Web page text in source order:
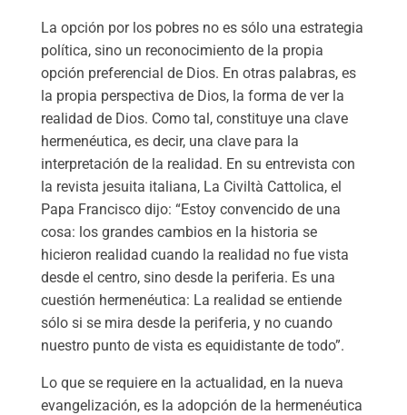
La opción por los pobres no es sólo una estrategia
política, sino un reconocimiento de la propia
opción preferencial de Dios. En otras palabras, es
la propia perspectiva de Dios, la forma de ver la
realidad de Dios. Como tal, constituye una clave
hermenéutica, es decir, una clave para la
interpretación de la realidad. En su entrevista con
la revista jesuita italiana, La Civiltà Cattolica, el
Papa Francisco dijo: “Estoy convencido de una
cosa: los grandes cambios en la historia se
hicieron realidad cuando la realidad no fue vista
desde el centro, sino desde la periferia. Es una
cuestión hermenéutica: La realidad se entiende
sólo si se mira desde la periferia, y no cuando
nuestro punto de vista es equidistante de todo”.
Lo que se requiere en la actualidad, en la nueva
evangelización, es la adopción de la hermenéutica